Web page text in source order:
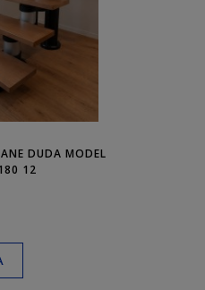
DUDA MODEL
12